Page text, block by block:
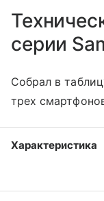
серии
Собрал в
трех
Характеристика